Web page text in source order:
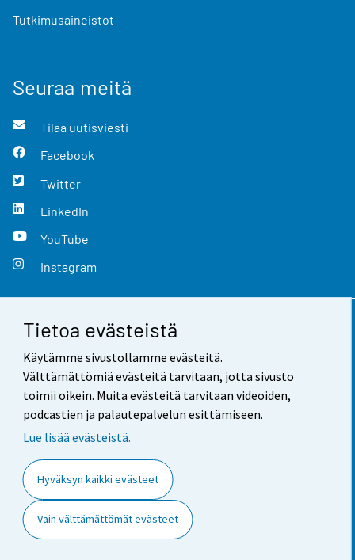
Tietoa evästeistä
Käytämme sivustollamme evästeitä.
Välttämättömiä evästeitä tarvitaan, jotta sivusto
toimii oikein. Muita evästeitä tarvitaan videoiden,
podcastien ja palautepalvelun esittämiseen.
Lue lisää evästeistä.
Hyväksyn kaikki evästeet
Vain välttämättömät evästeet
Tutkimusaineistot
Seuraa meitä
Tilaa uutisviesti
Facebook
Twitter
LinkedIn
YouTube
Instagram
Yhteystiedot
Palaute
Käyttöehdot
Saavutettavuus
Tietoa sivustosta
Evästeasetukset